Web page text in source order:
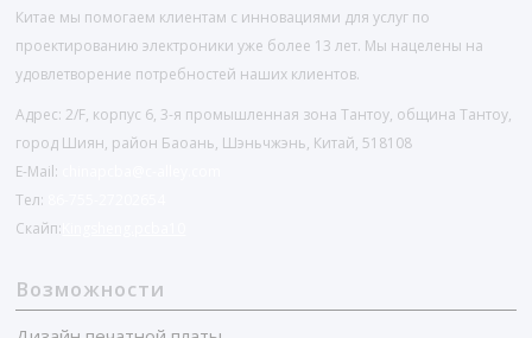
Китае мы помогаем клиентам с инновациями для услуг по
проектированию электроники уже более 13 лет. Мы нацелены на
удовлетворение потребностей наших клиентов.
Адрес: 2/F, корпус 6, 3-я промышленная зона Тантоу, община Тантоу,
город Шиян, район Баоань, Шэньчжэнь, Китай, 518108
E-Mail:
Тел:
Скайп:
Возможности